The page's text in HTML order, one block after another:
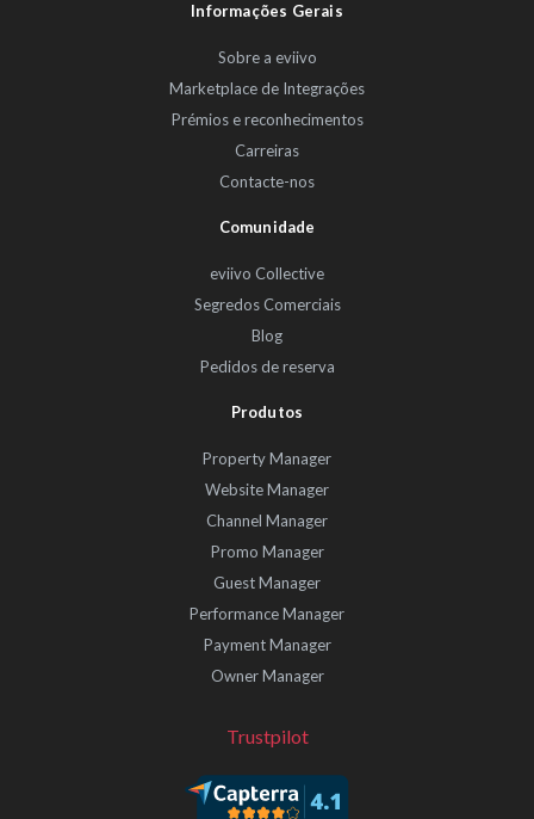
Informações Gerais
Sobre a eviivo
Marketplace de Integrações
Prémios e reconhecimentos
Carreiras
Contacte-nos
Comunidade
eviivo Collective
Segredos Comerciais
Blog
Pedidos de reserva
Produtos
Property Manager
Website Manager
Channel Manager
Promo Manager
Guest Manager
Performance Manager
Payment Manager
Owner Manager
Trustpilot